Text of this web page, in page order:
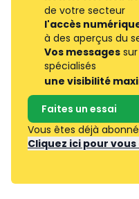
de votre secteur
l'accès
à des aperçus du
Vos messages
spécialisés
une visibilité
Faites un essai
Vous êtes déjà
Cliquez ici pour